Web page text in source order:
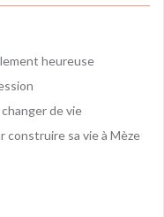
heureuse
changer de vie
construire sa vie à Mèze